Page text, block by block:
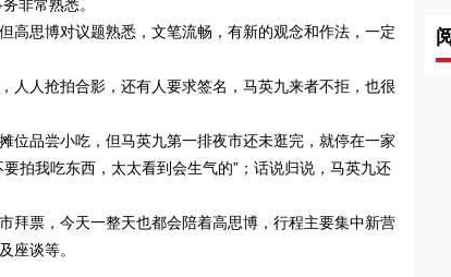
非常熟悉。
高思博对议题熟悉，文笔流畅，有新的观念和作法，一定
人人抢拍合影，还有人要求签名，马英九来者不拒，也很
位品尝小吃，但马英九第一排夜市还未逛完，就停在一家
拍我吃东西，太太看到会生气的”；话说归说，马英九还
拜票，今天一整天也都会陪着高思博，行程主要集中新营
座谈等。